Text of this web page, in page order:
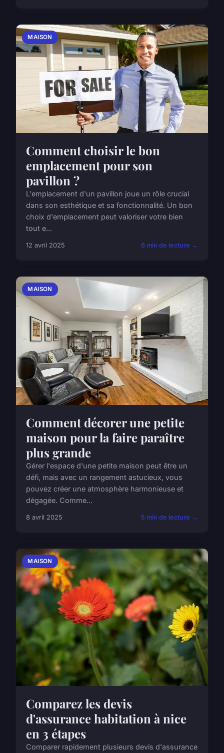
MAISON
Comment choisir le bon
emplacement pour son
pavillon ?
L'emplacement d'un pavillon joue un rôle crucial
dans son esthétique et sa fonctionnalité. Un bon
choix d'emplacement peut valoriser votre bien
tout e...
12 avril 2025 6 min de lecture →
MAISON
Comment décorer une petite
maison pour la faire paraître
plus grande
Gérer l'espace d'une petite maison peut être un
défi, mais avec un rangement astucieux, vous
pouvez créer une atmosphère harmonieuse et
dégagée. Comme...
8 avril 2025 5 min de lecture →
MAISON
Comparez les devis
d'assurance habitation à nice
en 3 étapes
Comparer rapidement plusieurs devis d'assurance